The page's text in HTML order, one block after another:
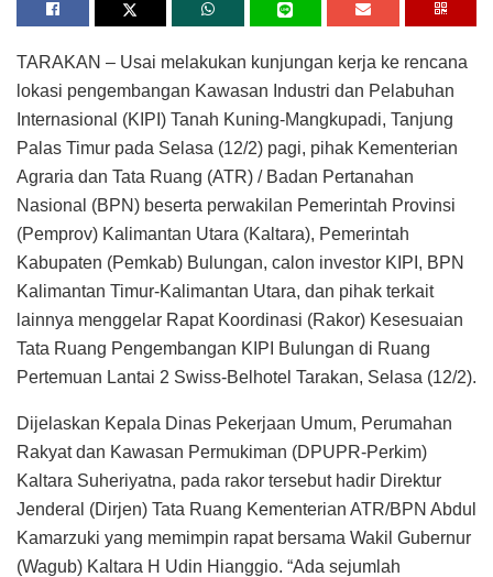
TARAKAN – Usai melakukan kunjungan kerja ke rencana
lokasi pengembangan Kawasan Industri dan Pelabuhan
Internasional (KIPI) Tanah Kuning-Mangkupadi, Tanjung
Palas Timur pada Selasa (12/2) pagi, pihak Kementerian
Agraria dan Tata Ruang (ATR) / Badan Pertanahan
Nasional (BPN) beserta perwakilan Pemerintah Provinsi
(Pemprov) Kalimantan Utara (Kaltara), Pemerintah
Kabupaten (Pemkab) Bulungan, calon investor KIPI, BPN
Kalimantan Timur-Kalimantan Utara, dan pihak terkait
lainnya menggelar Rapat Koordinasi (Rakor) Kesesuaian
Tata Ruang Pengembangan KIPI Bulungan di Ruang
Pertemuan Lantai 2 Swiss-Belhotel Tarakan, Selasa (12/2).
Dijelaskan Kepala Dinas Pekerjaan Umum, Perumahan
Rakyat dan Kawasan Permukiman (DPUPR-Perkim)
Kaltara Suheriyatna, pada rakor tersebut hadir Direktur
Jenderal (Dirjen) Tata Ruang Kementerian ATR/BPN Abdul
Kamarzuki yang memimpin rapat bersama Wakil Gubernur
(Wagub) Kaltara H Udin Hianggio. “Ada sejumlah